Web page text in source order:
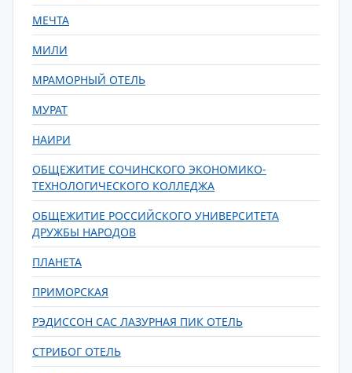
МЕЧТА
МИЛИ
МРАМОРНЫЙ ОТЕЛЬ
МУРАТ
НАИРИ
ОБЩЕЖИТИЕ СОЧИНСКОГО ЭКОНОМИКО-
ТЕХНОЛОГИЧЕСКОГО КОЛЛЕДЖА
ОБЩЕЖИТИЕ РОССИЙСКОГО УНИВЕРСИТЕТА
ДРУЖБЫ НАРОДОВ
ПЛАНЕТА
ПРИМОРСКАЯ
РЭДИССОН САС ЛАЗУРНАЯ ПИК ОТЕЛЬ
СТРИБОГ ОТЕЛЬ